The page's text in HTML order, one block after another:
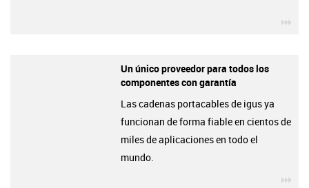
Un único proveedor para todos los
componentes con garantía
Las cadenas portacables de igus ya
funcionan de forma fiable en cientos de
miles de aplicaciones en todo el
mundo.